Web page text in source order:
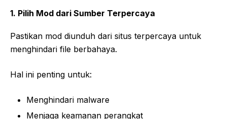
1. Pilih Mod dari Sumber Terpercaya
Pastikan mod diunduh dari situs terpercaya untuk
menghindari file berbahaya.
Hal ini penting untuk:
Menghindari malware
Menjaga keamanan perangkat